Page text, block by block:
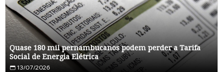
Quase 180 mil pernambucanos podem perder a Tarifa
Social de Energia Elétrica
13/07/2026